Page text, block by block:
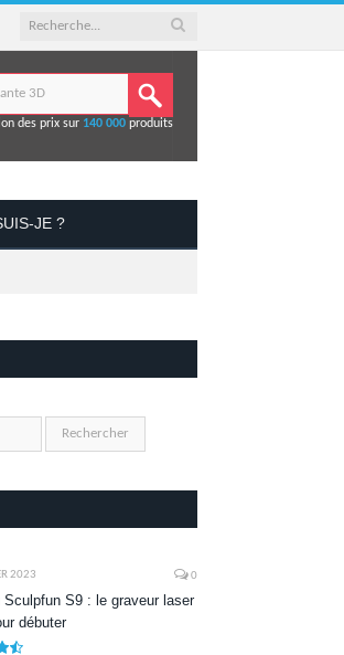
des prix sur 140 000 produits
JE ?
2023 0
Sculpfun S9 : le graveur laser
débuter